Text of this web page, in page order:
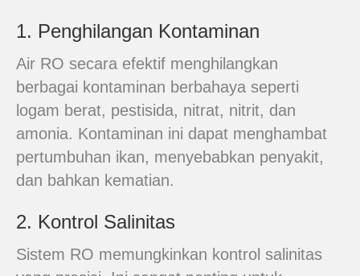
1. Penghilangan Kontaminan
Air RO secara efektif menghilangkan
berbagai kontaminan berbahaya seperti
logam berat, pestisida, nitrat, nitrit, dan
amonia. Kontaminan ini dapat menghambat
pertumbuhan ikan, menyebabkan penyakit,
dan bahkan kematian.
2. Kontrol Salinitas
Sistem RO memungkinkan kontrol salinitas